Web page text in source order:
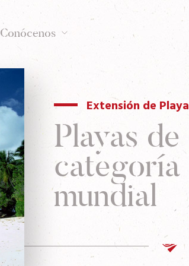
Conócenos
Extensión de Playa
Playas de
categoría
mundial